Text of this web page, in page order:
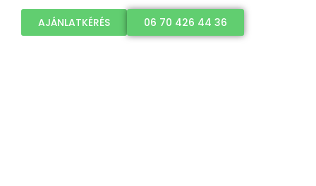
AJÁNLATKÉRÉS 06 70 426 44 36